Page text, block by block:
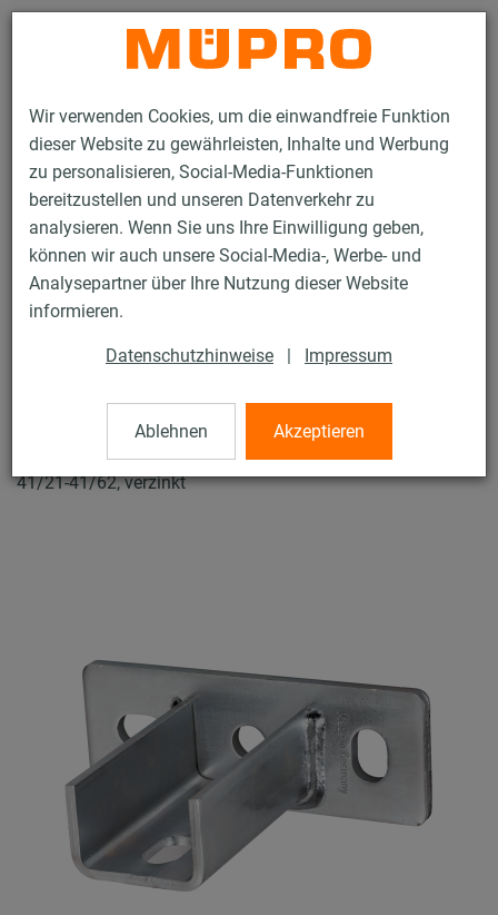
Wir verwenden Cookies, um die einwandfreie Funktion
dieser Website zu gewährleisten, Inhalte und Werbung
zu personalisieren, Social-Media-Funktionen
bereitzustellen und unseren Datenverkehr zu
analysieren. Wenn Sie uns Ihre Einwilligung geben,
können wir auch unsere Social-Media-, Werbe- und
Analysepartner über Ihre Nutzung dieser Website
informieren.
Datenschutzhinweise | Impressum
Ablehnen Akzeptieren
Kontakt
Produkte Brandschutz
Brandgeprüfte Befestigungen
Installationsschienen
MPC-Sattelflansch
MPC-Sattelflansch
MPC/MPR-Sattelflansch quer für Profile 38/24-40/80,
41/21-41/62, verzinkt